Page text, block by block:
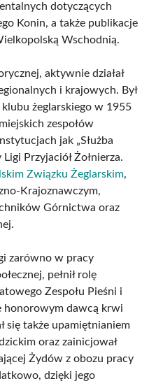
dotyczących
Konin, a także publikacje
Wschodnią.
aktywnie działał
i krajowych. Był
klubu żeglarskiego w 1955
zespołów
jak „Służba
Przyjaciół Żołnierza.
Związku Żeglarskim,
Krajoznawczym,
Górnictwa oraz
zarówno w pracy
pełnił rolę
Zespołu Pieśni i
honorowym dawcą krwi
się także upamiętnianiem
oraz zainicjował
Żydów z obozu pracy
dzięki jego